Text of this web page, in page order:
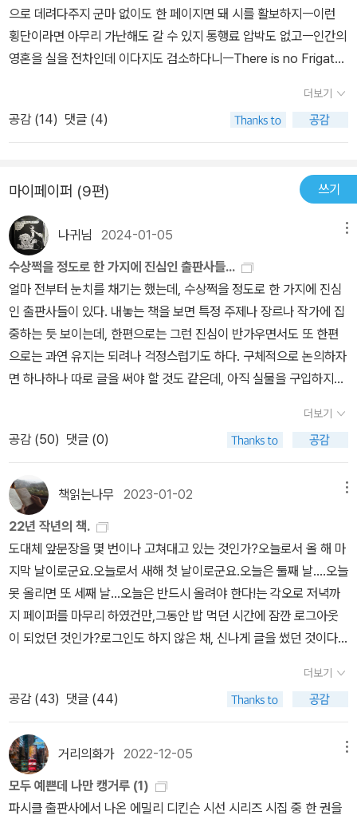
는 존재인 노예의 상황일 수도” 있다고 해설한다. 이 시 외에도 디킨
슨이 일종의 ‘빙의’를 통해 재현하는 ‘나’는 주로 ‘대상’으로 인식되던
어떤 존재인 경우가 잦다. 소녀 때 어른들에 의해 옷장 안에 갇혔듯이,
‘진리’를 위해 죽을 때 드물게도 ‘아름다움’을 위해 죽은 자(「나 아름
다움을 위해 죽었으나 — 드문 일」), 심지어는 아무것도 아닌 자[nob
ody](「난 아무도 아냐! 넌 누구니?」) 등이 “자신을 주어로 말할 때,
주목해 읽는다면 한층 긴장감 넘치는 읽기가 될 것이다. ‘파시클’의 첫
속 번역하여 소개할 것이라고 밝히고 있다. 작년에는 에밀리 디킨슨
의 시 7편과 그 시들에 대한 신혜원 작가의 그림을 엮은 ‘그림 시집’
4권을 스페셜 에디션으로 먼저 펴낸 바 있다. 파시클의 첫 책이 디킨
슨이 생전에 자기 시를 세상과 나누던 고유의 방식을 따른 ‘파시클’ 시
집이라는 점은 의미심장하다. 앞으로 이 출판사가 어떠한 마음으로
독자에게 책을 전하고 나눌지에 대한 포부처럼 읽히기도 한다. 그 첫
출발인 이 시집 『절대 돌아올 수 없는 것들』에 실린 시들은 주로 역자
가 특히 좋아하는 시들이라고 한다. “에밀리 디킨슨을 읽는 즐거움에
나침반 같은 역할”을 하길 바라며 시들을 고르고 옮겼다. 사실 디킨슨
의 시에는 전부 제목이 없으며, 그만큼 독자가 읽고 해석하는 바에 따
자 원문의 맛을 살리고 원문(영어)도 번역문 바로 옆쪽에 함께 싣는
배려를 했다. 그러면서도 ‘옛날 시’라는 편견에 갇히지 않도록, 앞서
말한 디킨슨의 ‘엄숙함에 대한 거부’ 혹은 ‘발랄한 비틀기’ 등을 잘 드
러내는 어투를 사용했다. 장별 구성 역시 임의적인 것으로, 반드시 지
켜서 읽을 필요는 없으나 역자가 대략 정리한 기준을 밝히면 다음과
같다. 1장 <멜로디의 섬광>은 시의 의미와 능력에 대한 시들, 2장 <
어떤 비스듬 빛 하나>는 ‘혼자’ 있는 것의 가치를 생각하게 하는 시들,
3장 <바람의 술꾼>은 자연에 도취하고 아름다움과 활력이 넘치는 즐
능력을 숨기고 있는 존재들과 그 의미를 읽을 수 있는 시들, 5장 <풀
밭 속 가느다란 녀석>은 새, 뱀, 석양, 강아지, 파리 등 주변에서 발견
되는 아주 작은 자연의 백성들에 관한 시들, 6장 <가능 속에 살아>는
상상력 또는 언어의 능력에 관한 시들, 7장 <“희망”이란 깃털 달린
놈>은 디킨슨이 후기에 특히 많이 쓴 지혜의 말, 잠언의 격언들을 담
은 시들, 8장 <절대 돌아올 수 없는 것들>은 사랑의 상실로 인한 슬
픔과 아픔에 관한 시들을 모았다.
으로 데려다주지 군마 없이도 한 페이지면 돼 시를 활보하지ㅡ이런
횡단이라면 아무리 가난해도 갈 수 있지 통행료 압박도 없고ㅡ인간의
영혼을 실을 전차인데 이다지도 검소하다니ㅡThere is no Frigate l
Page Of prancing PoetryㅡThis Traverse may the poorest
take Without oppress of TollㅡHow frugal is the Chariot Th
at bears the Human Soulㅡ파시클 출판사에서 2018년에 출간한
한 달 만에 다 읽었다. 디킨슨의 시는 거의가 짧아서 맘 잡고 읽으면
몇 시간만에 완독할 수 있지만, 나는 그러고 싶지 않아 느릿느릿 쉬엄
쉬엄 읽었다. 이 시집에는 총 56편의 시가 실려 있다. 번역가이자 파
시클 출판사 대표인 박혜란님은 디킨슨의 시들 중 자신이 특히 좋아
하는 시들을 첫 권에 담았다고 한다. 또한 독자들에게 ˝에밀리 디킨슨
을 읽는 즐거움에 나침반 같은 역할˝을 해줄 것으로 기대되는 시들을
골랐다고. 그런 점에서 절반은 성공한 듯하다. 기존에 출간된 디킨슨
의 시집들에 소개되어 있는 시들이 많아 낯설지가 않기 때문이다. 게
다가 원문도 함께 수록돼 있어 영시로 읽기를 원하는 독자는 디킨슨
절반의 성공이라 한 것은 번역의 아쉬움 때문이다. 시는 사실 번역이
가능한 것인가에 의문 부호가 붙을 수밖에 없는 영역 같다. 산문 번역
과 달리 운문 번역은 내용 전달 뿐 아니라 운율도 살려야 하는 애로가
따른다. 박혜란 번역가는 디킨슨만의 줄표 기호와 간결함을 잘 살려
번역했다. 이렇게 다듬기까지 얼마나 노고가 컸을지 나는 짐작도 할
수 없다. 내용 번역은 대체로 깔끔한데, 아주 가끔씩 오역이 보인다.
저번에 올린 ‘희망은 한 마리 새 Hope Is the Thing with Feather
s‘ 가 그랬다. 물론 시란 읽는 사람에 따라 다르게 읽힐 수 있고, 번역
가의 말대로 읽는 맥락에 따라 해석이 달라질 수 있을 것이다. 사실 원
문을 실은 건 번역가에게도 용기가 필요한 일이 아니었을까. 나처럼
이런 딴지를 거는 독자가 없지 않으리라 예상하지 않았을까. 예상했
다, 고 생각은 했지만 생활에 치여 다른 관심사에 쫓겨 시중에서 볼 수
시클 출판사에서 에밀리 디킨슨의 시를 계속 출간해 주고 있어 기쁘
고 고맙다. 디킨슨 시 전집 첫 권인 이 책은 시인의 주관에 입각해 여
덟 개의 소제목으로 나눠 시를 소개한다. 파트별로 나름의 주제가 있
다. ‘파시클 fascicle‘은 분할 간행되는 책의 한 권을 뜻하는 말이다.
더보기
공감 (14) 댓글 (4)
마이페이퍼 (9편) 쓰기
나귀님 2024-01-05
수상쩍을 정도로 한 가지에 진심인 출판사들...
얼마 전부터 눈치를 채기는 했는데, 수상쩍을 정도로 한 가지에 진심
인 출판사들이 있다. 내놓는 책을 보면 특정 주제나 장르나 작가에 집
중하는 듯 보이는데, 한편으로는 그런 진심이 반가우면서도 또 한편
으로는 과연 유지는 되려나 걱정스럽기도 하다. 구체적으로 논의하자
면 하나하나 따로 글을 써야 할 것도 같은데, 아직 실물을 구입하지도
부분이어서 번역이나 편집이나 등에 대해서 뭐라고 평가하기도 뭐한
데, 여하간, 자꾸 미적거리지 말고 간만에 알라딘 들어온 김에 대강 생
각나는 대로 정리하자면 이렇다.1. 혜움이음 - 수상쩍을 정도로 인디
언 문학에 진심인 출판사언제였나. 여기에서 새로 낸 소설을 보고 신
기한 출판사다 싶었는데, 나중에 가서 그걸 알라딘에서 검색하려니
정확한 제목이 생각나지 않아서 '사슴 머리 여자'로 검색했더니 나오
지 않았다. 혹시나 싶어 '사슴 대가리...'까지 쓰다가, 에이, 아니겠지
싶어서 신간 목록을 일일이 뒤지다 보니, 한참 뒤에야 '엘크 머리를 한
여자'라고 정확한 제목이 나온다. 이거... 제목이 헛갈린 이유는 표지
에 나온 동물이 흔히 말하는 '엘크'보다는 오히려 '사슴'에 가까운 모습
이었기 때문이다. 그래서 괜히 한 번 시비나 걸어 볼까 싶어 구글링해
보니, '엘크'라는 명칭이 유럽과 북아메리카에서 제각각이어서, 그중
에는 말코손바닥사슴이라고 해서 넓데데한 뿔을 가진 동물도 있고,
렇구나, 또 하나 배웠다 싶었다.그나저나 혜움이음이란 낯선 출판사
에서는 지금까지 모두 네 권을 간행했는데, 하나같이 번역서일 뿐만
아니라 무려 인디언(아메리카 원주민) 문학에 해당하는 작품들이다.
과거 한길사의 세계문학전집으로 나왔다가 단행본으로도 재간행되었
더보기
공감 (50) 댓글 (0)
책읽는나무 2023-01-02
22년 작년의 책.
도대체 앞문장을 몇 번이나 고쳐대고 있는 것인가?오늘로서 올 해 마
지막 날이로군요.오늘로서 새해 첫 날이로군요.오늘은 둘째 날....오늘
못 올리면 또 세째 날...오늘은 반드시 올려야 한다!는 각오로 저녁까
지 페이퍼를 마무리 하였건만,그동안 밥 먹던 시간에 잠깐 로그아웃
이 되었던 것인가?로그인도 하지 않은 채, 신나게 글을 썼던 것이다.
서 글을 쓰지 않건만, 일목요연하게 책 한 권씩 올려 글을 쓰려면 컴으
로 접속할 수밖에 없는데,부글부글~ 떡국 끓여 먹고, 심기일전, 다시
앉았다.올 해 책 아니 작년에 책을 129 권을 읽었다. (놀라지 마세요.
130 권은 못 채웠고, 그리고 저보다 더 많은 책을 읽은 자들이 알라딘
에 수두룩 하잖아요?) 암튼, 내가 읽은 책 권수에 놀라 잘못 세었나?
다시 세어 봐도 129권!원인이 뭘까? 분석해 보니 후반기에 시집을 좀
읽었더니 권 수를 가득 채움.^^(여러분 읽은 책 권 수 채우시려면 시
더보기
공감 (43) 댓글 (44)
거리의화가2022-12-05
모두 예쁜데 나만 캥거루 (1)
파시클 출판사에서 나온 에밀리 디킨슨 시선 시리즈 시집 중 한 권을